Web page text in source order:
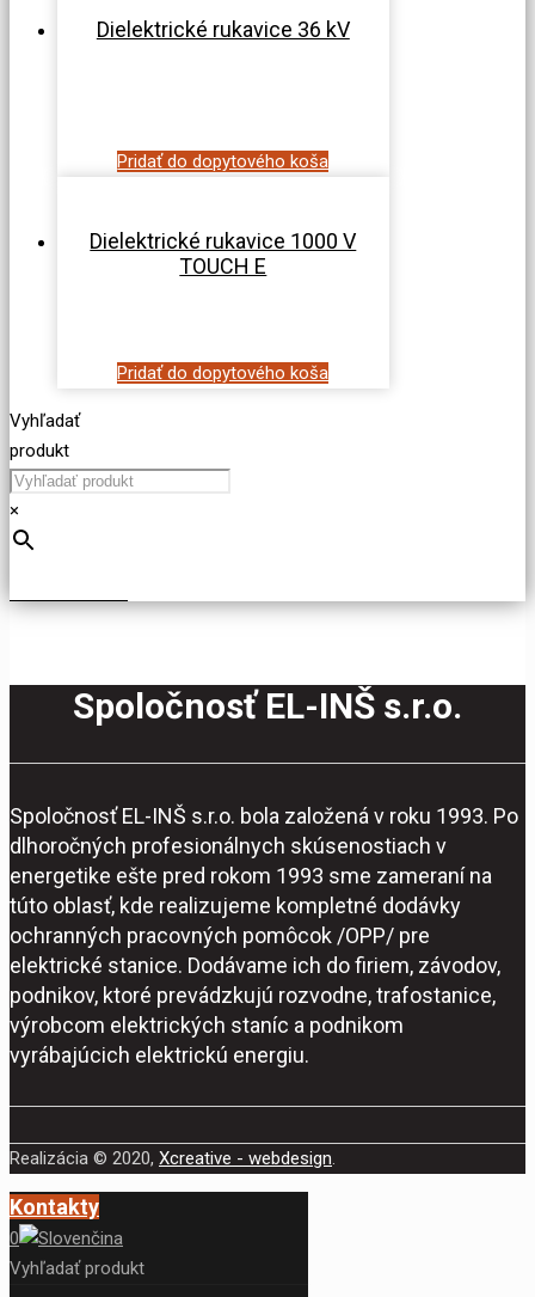
Dielektrické rukavice 36 kV
Pridať do dopytového koša
Dielektrické rukavice 1000 V
TOUCH E
Pridať do dopytového koša
Vyhľadať
produkt
×
Spoločnosť EL-INŠ s.r.o.
Spoločnosť EL-INŠ s.r.o. bola založená v roku 1993. Po
dlhoročných profesionálnych skúsenostiach v
energetike ešte pred rokom 1993 sme zameraní na
túto oblasť, kde realizujeme kompletné dodávky
ochranných pracovných pomôcok /OPP/ pre
elektrické stanice. Dodávame ich do firiem, závodov,
podnikov, ktoré prevádzkujú rozvodne, trafostanice,
výrobcom elektrických staníc a podnikom
vyrábajúcich elektrickú energiu.
Realizácia © 2020, Xcreative - webdesign
Kontakty
0
Vyhľadať produkt